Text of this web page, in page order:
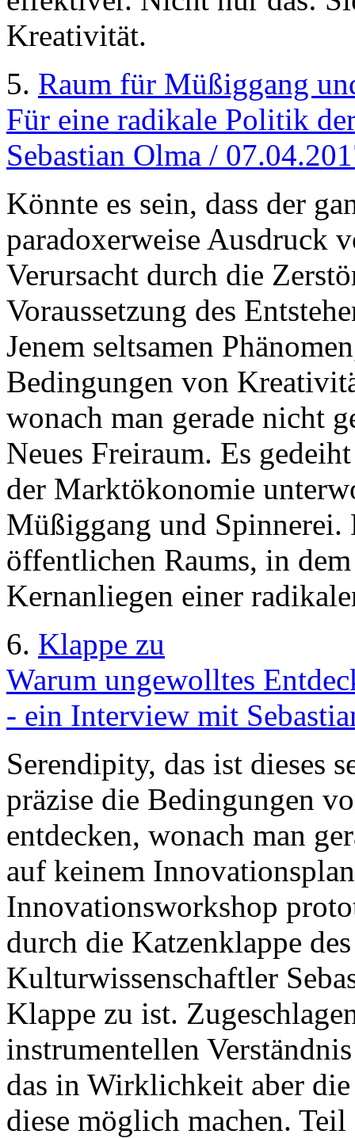
Kreativität.
5. Raum für Müßiggang
Für eine radikale Politik
Sebastian Olma /
Könnte es sein, dass der
paradoxerweise Ausdruck
Verursacht durch die
Voraussetzung des
Jenem seltsamen
Bedingungen von
wonach man gerade nicht
Neues Freiraum. Es
der Marktökonomie
Müßiggang und Spinnerei.
öffentlichen Raums, in
Kernanliegen einer
6. Klappe zu
Warum ungewolltes
- ein Interview mit
Serendipity, das ist dieses
präzise die Bedingungen
entdecken, wonach man
auf keinem
Innovationsworkshop
durch die Katzenklappe
Kulturwissenschaftler
Klappe zu ist.
instrumentellen
das in Wirklichkeit aber
diese möglich machen.